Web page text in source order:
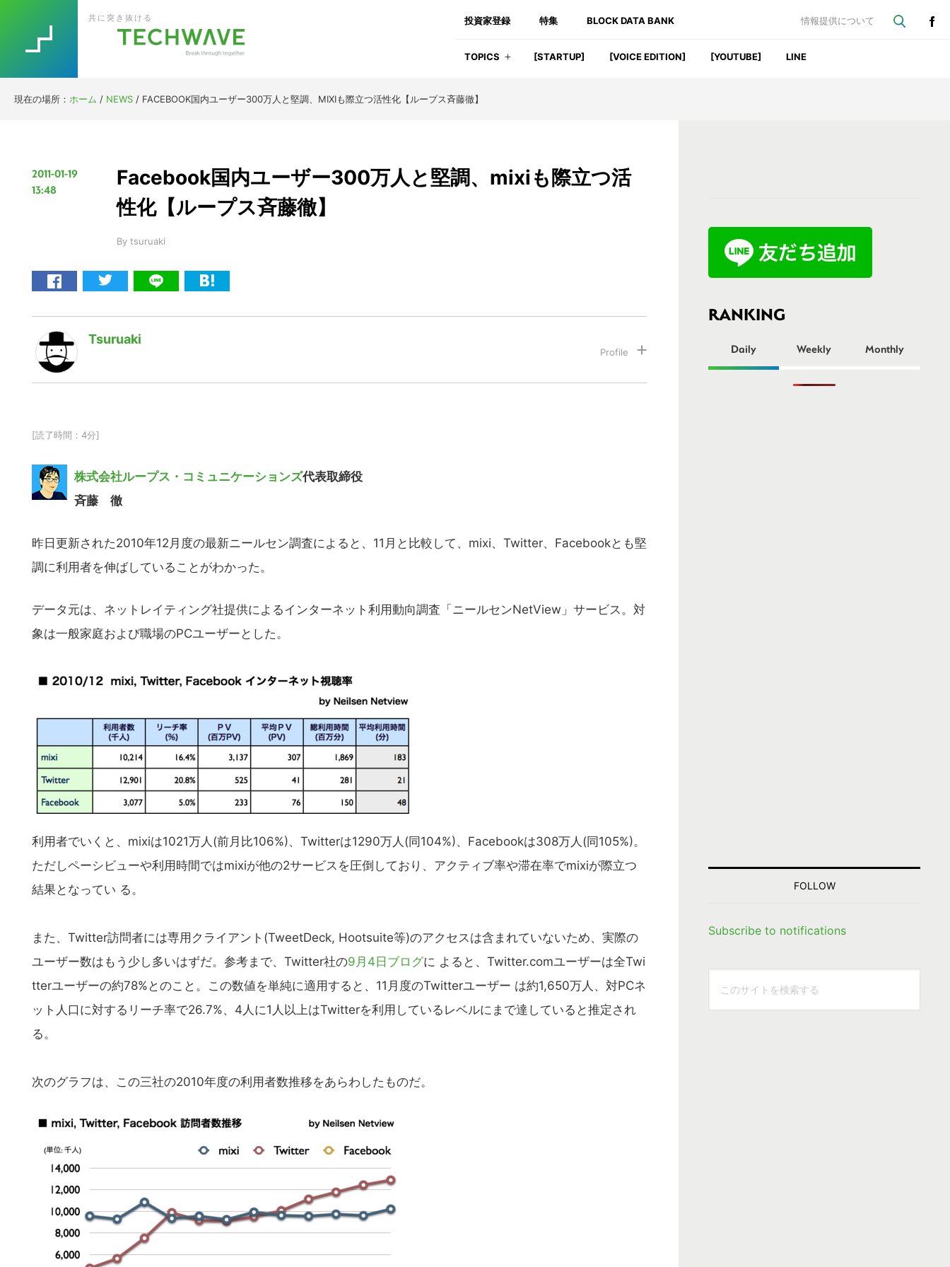
to
primary
to
main
to
primary
to
footer
投資家登録 特集 BLOCK DATA BANK 情報提供について
共に突き抜ける
TOPICS [STARTUP] [VOICE EDITION] [YOUTUBE] LINE
現在の場所： ホーム / NEWS / FACEBOOK国内ユーザー300万人と堅調、MIXIも際立つ活性化【ループス斉藤徹】
2011-01-19
13:48
Facebook国内ユーザー300万人と堅調、mixiも際立つ活
性化【ループス斉藤徹】
By tsuruaki
Tsuruaki
[読了時間：4分]
株式会社ループス・コミュニケーションズ代表取締役
斉藤 徹
昨日更新された2010年12月度の最新ニールセン調査によると、11月と比較して、mixi、Twitter、Facebookとも堅
調に利用者を伸ばしていることがわかった。
データ元は、ネットレイティング社提供によるインターネット利用動向調査「ニールセンNetView」サービス。対
象は一般家庭および職場のPCユーザーとした。
利用者でいくと、mixiは1021万人(前月比106%)、Twitterは1290万人(同104%)、Facebookは308万人(同105%)。
ただしペーシビューや利用時間ではmixiが他の2サービスを圧倒しており、アクティブ率や滞在率でmixiが際立つ
結果となってい る。
また、Twitter訪問者には専用クライアント(TweetDeck, Hootsuite等)のアクセスは含まれていないため、実際の
ユーザー数はもう少し多いはずだ。参考まで、Twitter社の9月4日ブログに よると、Twitter.comユーザーは全Twi
tterユーザーの約78%とのこと。この数値を単純に適用すると、11月度のTwitterユーザー は約1,650万人、対PCネ
ット人口に対するリーチ率で26.7%、4人に1人以上はTwitterを利用しているレベルにまで達していると推定され
る。
次のグラフは、この三社の2010年度の利用者数推移をあらわしたものだ。
サ
イ
バ
RANKING
Daily Weekly Monthly
FOLLOW
Subscribe to notifications